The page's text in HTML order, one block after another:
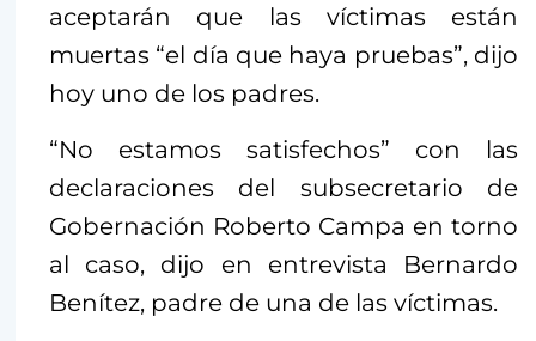
aceptarán que las víctimas están
muertas “el día que haya pruebas”, dijo
hoy uno de los padres.
“No estamos satisfechos” con las
declaraciones del subsecretario de
Gobernación Roberto Campa en torno
al caso, dijo en entrevista Bernardo
Benítez, padre de una de las víctimas.